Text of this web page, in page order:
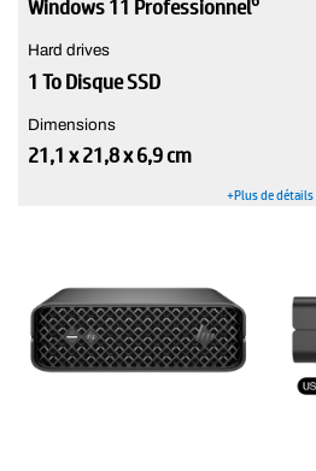
Windows 11 Professionnel
Hard drives
1 To Disque SSD
Dimensions
21,1 x 21,8 x 6,9 cm
+Plus de détails